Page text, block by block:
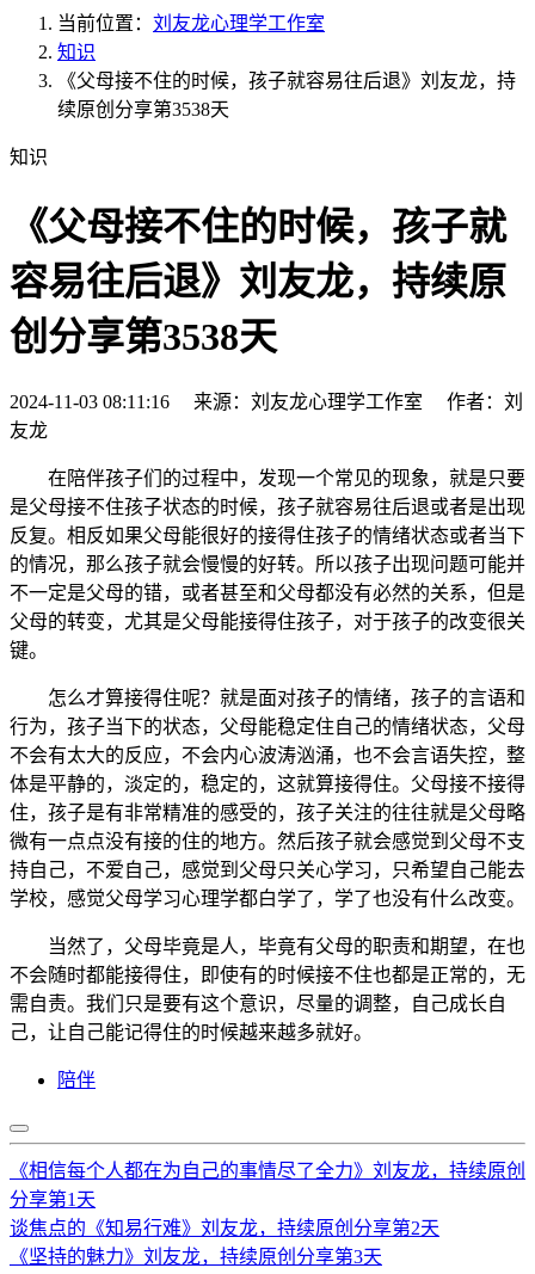
当前位置： 刘友龙心理学工作室
知识
《父母接不住的时候，孩子就容易往后退》刘友龙，持
续原创分享第3538天
知识
《父母接不住的时候，孩子就
容易往后退》刘友龙，持续原
创分享第3538天
2024-11-03 08:11:16 来源：刘友龙心理学工作室 作者：刘
友龙
在陪伴孩子们的过程中，发现一个常见的现象，就是只要
是父母接不住孩子状态的时候，孩子就容易往后退或者是出现
反复。相反如果父母能很好的接得住孩子的情绪状态或者当下
的情况，那么孩子就会慢慢的好转。所以孩子出现问题可能并
不一定是父母的错，或者甚至和父母都没有必然的关系，但是
父母的转变，尤其是父母能接得住孩子，对于孩子的改变很关
键。
怎么才算接得住呢？就是面对孩子的情绪，孩子的言语和
行为，孩子当下的状态，父母能稳定住自己的情绪状态，父母
不会有太大的反应，不会内心波涛汹涌，也不会言语失控，整
体是平静的，淡定的，稳定的，这就算接得住。父母接不接得
住，孩子是有非常精准的感受的，孩子关注的往往就是父母略
微有一点点没有接的住的地方。然后孩子就会感觉到父母不支
持自己，不爱自己，感觉到父母只关心学习，只希望自己能去
学校，感觉父母学习心理学都白学了，学了也没有什么改变。
当然了，父母毕竟是人，毕竟有父母的职责和期望，在也
不会随时都能接得住，即使有的时候接不住也都是正常的，无
需自责。我们只是要有这个意识，尽量的调整，自己成长自
己，让自己能记得住的时候越来越多就好。
陪伴
《相信每个人都在为自己的事情尽了全力》刘友龙，持续原创
分享第1天
谈焦点的《知易行难》刘友龙，持续原创分享第2天
《坚持的魅力》刘友龙，持续原创分享第3天